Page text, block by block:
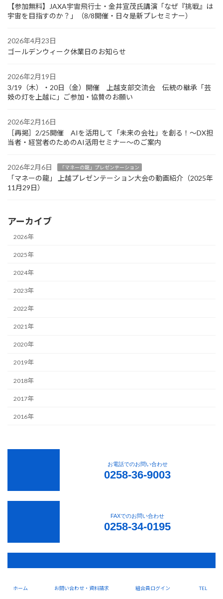
【参加無料】JAXA宇宙飛行士・金井宣茂氏講演「なぜ『挑戦』は
宇宙を目指すのか？」（8/8開催・日々是新プレセミナー）
2026年4月23日
ゴールデンウィーク休業日のお知らせ
2026年2月19日
3/19（木）・20日（金）開催 上越支部交流会 伝統の継承「芸
妓の灯を上越に」ご参加・協賛のお願い
2026年2月16日
［再掲］2/25開催 AIを活用して「未来の会社」を創る！～DX担
当者・経営者のためのAI活用セミナー～のご案内
2026年2月6日 「マネーの龍」プレゼンテーション
「マネーの龍」 上越プレゼンテーション大会の動画紹介（2025年
11月29日）
アーカイブ
2026年
2025年
2024年
2023年
2022年
2021年
2020年
2019年
2018年
2017年
2016年
お電話でのお問い合わせ
0258-36-9003
FAXでのお問い合わせ
0258-34-0195
ホーム お問い合わせ・資料請求 組合員ログイン TEL